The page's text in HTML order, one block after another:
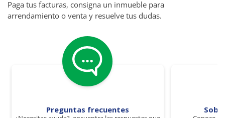
Paga tus facturas, consigna un inmueble para
arrendamiento o venta y resuelve tus dudas.
Preguntas frecuentes